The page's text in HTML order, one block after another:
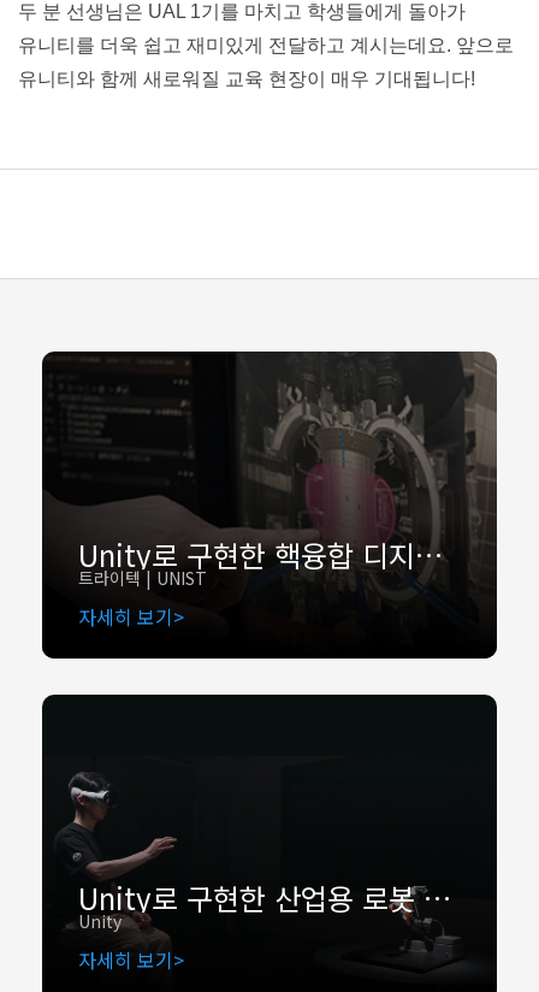
두 분 선생님은 UAL 1기를 마치고 학생들에게 돌아가
유니티를 더욱 쉽고 재미있게 전달하고 계시는데요. 앞으로
유니티와 함께 새로워질 교육 현장이 매우 기대됩니다!
Unity로 구현한 핵융합 디지털 트윈 V-KSTAR: KSTAR 토카막 3D 시뮬레이션 플랫폼 개발
트라이텍 | UNIST
자세히 보기
Unity로 구현한 산업용 로봇 시뮬레이션 데모
Unity
자세히 보기